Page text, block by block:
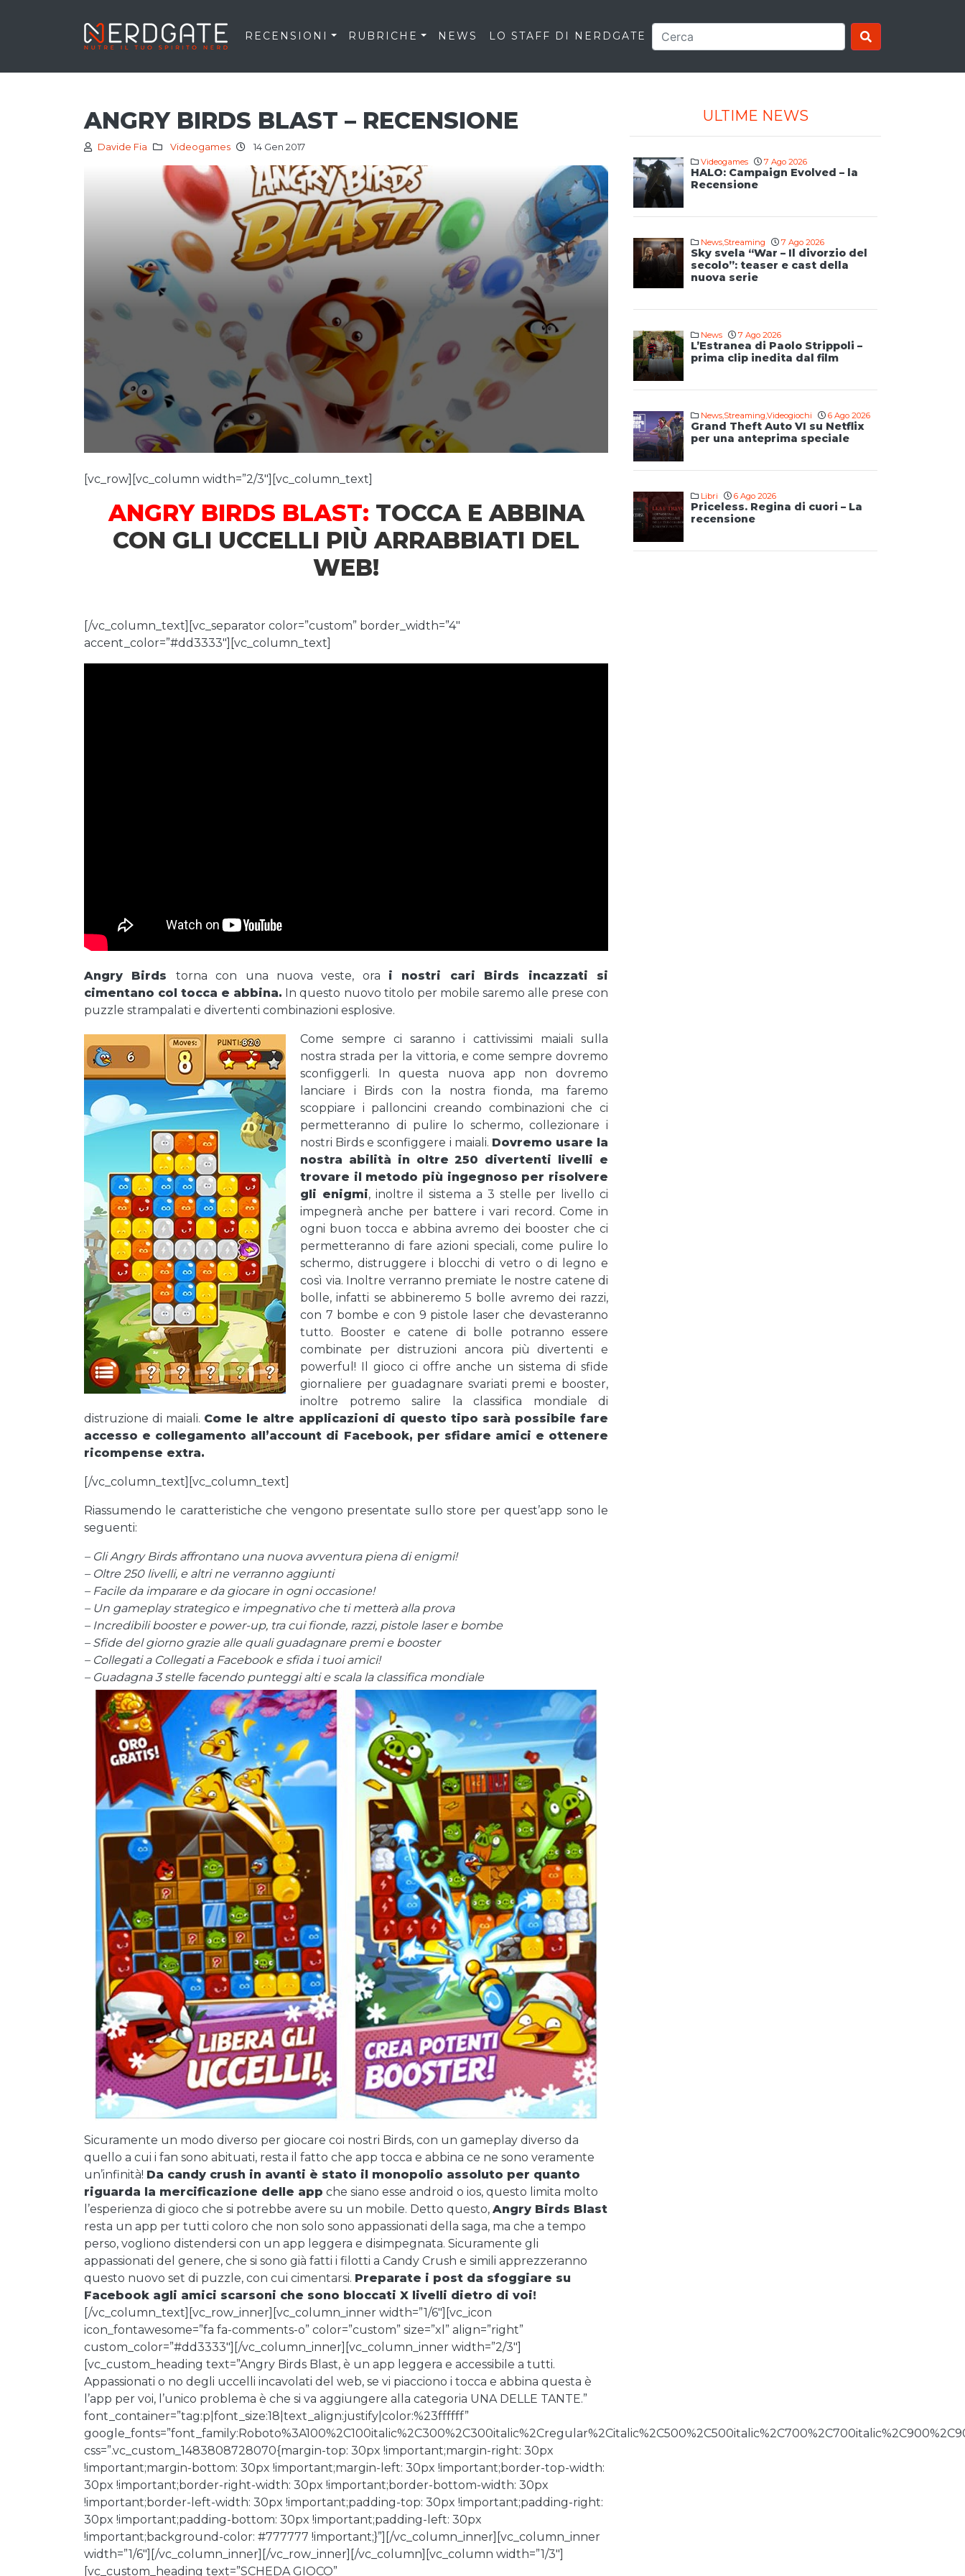
RECENSIONI RUBRICHE NEWS LO STAFF DI NERDGATE
ANGRY BIRDS BLAST – RECENSIONE
Davide Fia Videogames 14 Gen 2017
[vc_row][vc_column width=”2/3″][vc_column_text]
ANGRY BIRDS BLAST: TOCCA E ABBINA
CON GLI UCCELLI PIÙ ARRABBIATI DEL
WEB!
[/vc_column_text][vc_separator color=”custom” border_width=”4″
accent_color=”#dd3333″][vc_column_text]
Angry Birds torna con una nuova veste, ora i nostri cari Birds incazzati si
cimentano col tocca e abbina. In questo nuovo titolo per mobile saremo alle prese con
puzzle strampalati e divertenti combinazioni esplosive.
Come sempre ci saranno i cattivissimi maiali sulla
nostra strada per la vittoria, e come sempre dovremo
sconfiggerli. In questa nuova app non dovremo
lanciare i Birds con la nostra fionda, ma faremo
scoppiare i palloncini creando combinazioni che ci
permetteranno di pulire lo schermo, collezionare i
nostri Birds e sconfiggere i maiali. Dovremo usare la
nostra abilità in oltre 250 divertenti livelli e
trovare il metodo più ingegnoso per risolvere
gli enigmi, inoltre il sistema a 3 stelle per livello ci
impegnerà anche per battere i vari record. Come in
ogni buon tocca e abbina avremo dei booster che ci
permetteranno di fare azioni speciali, come pulire lo
schermo, distruggere i blocchi di vetro o di legno e
così via. Inoltre verranno premiate le nostre catene di
bolle, infatti se abbineremo 5 bolle avremo dei razzi,
con 7 bombe e con 9 pistole laser che devasteranno
tutto. Booster e catene di bolle potranno essere
combinate per distruzioni ancora più divertenti e
powerful! Il gioco ci offre anche un sistema di sfide
giornaliere per guadagnare svariati premi e booster,
inoltre potremo salire la classifica mondiale di
distruzione di maiali. Come le altre applicazioni di questo tipo sarà possibile fare
accesso e collegamento all’account di Facebook, per sfidare amici e ottenere
ricompense extra.
[/vc_column_text][vc_column_text]
Riassumendo le caratteristiche che vengono presentate sullo store per quest’app sono le
seguenti:
– Gli Angry Birds affrontano una nuova avventura piena di enigmi!
– Oltre 250 livelli, e altri ne verranno aggiunti
– Facile da imparare e da giocare in ogni occasione!
– Un gameplay strategico e impegnativo che ti metterà alla prova
– Incredibili booster e power-up, tra cui fionde, razzi, pistole laser e bombe
– Sfide del giorno grazie alle quali guadagnare premi e booster
– Collegati a Collegati a Facebook e sfida i tuoi amici!
– Guadagna 3 stelle facendo punteggi alti e scala la classifica mondiale
Sicuramente un modo diverso per giocare coi nostri Birds, con un gameplay diverso da
quello a cui i fan sono abituati, resta il fatto che app tocca e abbina ce ne sono veramente
un’infinità! Da candy crush in avanti è stato il monopolio assoluto per quanto
riguarda la mercificazione delle app che siano esse android o ios, questo limita molto
l’esperienza di gioco che si potrebbe avere su un mobile. Detto questo, Angry Birds Blast
resta un app per tutti coloro che non solo sono appassionati della saga, ma che a tempo
perso, vogliono distendersi con un app leggera e disimpegnata. Sicuramente gli
appassionati del genere, che si sono già fatti i filotti a Candy Crush e simili apprezzeranno
questo nuovo set di puzzle, con cui cimentarsi. Preparate i post da sfoggiare su
Facebook agli amici scarsoni che sono bloccati X livelli dietro di voi!
[/vc_column_text][vc_row_inner][vc_column_inner width=”1/6″][vc_icon
icon_fontawesome=”fa fa-comments-o” color=”custom” size=”xl” align=”right”
custom_color=”#dd3333″][/vc_column_inner][vc_column_inner width=”2/3″]
[vc_custom_heading text=”Angry Birds Blast, è un app leggera e accessibile a tutti.
Appassionati o no degli uccelli incavolati del web, se vi piacciono i tocca e abbina questa è
l’app per voi, l’unico problema è che si va aggiungere alla categoria UNA DELLE TANTE.”
font_container=”tag:p|font_size:18|text_align:justify|color:%23ffffff”
css=”.vc_custom_1483808728070{margin-top: 30px !important;margin-right: 30px
!important;margin-bottom: 30px !important;margin-left: 30px !important;border-top-width:
30px !important;border-right-width: 30px !important;border-bottom-width: 30px
!important;border-left-width: 30px !important;padding-top: 30px !important;padding-right:
30px !important;padding-bottom: 30px !important;padding-left: 30px
!important;background-color: #777777 !important;}”][/vc_column_inner][vc_column_inner
width=”1/6″][/vc_column_inner][/vc_row_inner][/vc_column][vc_column width=”1/3″]
[vc_custom_heading text=”SCHEDA GIOCO”
ULTIME NEWS
Videogames 7 Ago 2026
HALO: Campaign Evolved – la
Recensione
News,Streaming 7 Ago 2026
Sky svela “War – Il divorzio del
secolo”: teaser e cast della
nuova serie
News 7 Ago 2026
L’Estranea di Paolo Strippoli –
prima clip inedita dal film
News,Streaming,Videogiochi 6 Ago 2026
Grand Theft Auto VI su Netflix
per una anteprima speciale
Libri 6 Ago 2026
Priceless. Regina di cuori – La
recensione